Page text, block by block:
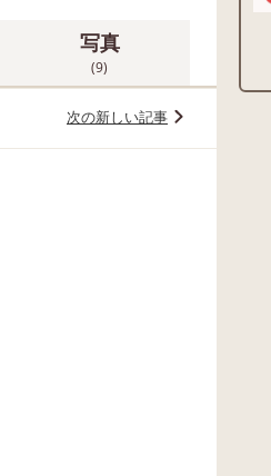
写真
(9)
次の新しい記事